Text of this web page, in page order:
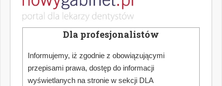
Dla profesjonalistów
Informujemy, iż zgodnie z obowiązującymi
przepisami prawa, dostęp do informacji
wyświetlanych na stronie w sekcji DLA